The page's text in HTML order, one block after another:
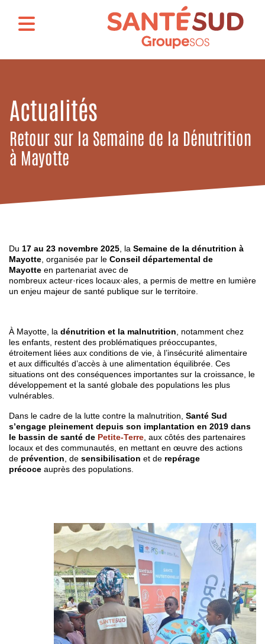
Actualités
Retour sur la Semaine de la Dénutrition
à Mayotte
Du 17 au 23 novembre 2025 , la Semaine de la dénutrition à
Mayotte , organisée par le Conseil départemental de
Mayotte en partenariat avec de
nombreux acteur·rices locaux·ales, a permis de mettre en lumière
un enjeu majeur de santé publique sur le territoire.
À Mayotte, la dénutrition et la malnutrition , notamment chez
les enfants, restent des problématiques préoccupantes,
étroitement liées aux conditions de vie, à l’insécurité alimentaire
et aux difficultés d’accès à une alimentation équilibrée. Ces
situations ont des conséquences importantes sur la croissance, le
développement et la santé globale des populations les plus
vulnérables.
Dans le cadre de la lutte contre la malnutrition, Santé Sud
s’engage pleinement depuis son implantation en 2019 dans
le bassin de santé de Petite-Terre , aux côtés des partenaires
locaux et des communautés, en mettant en œuvre des actions
de prévention , de sensibilisation et de repérage
précoce auprès des populations.